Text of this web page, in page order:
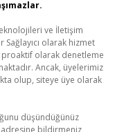
ve İletişim
Sağlayıcı olarak hizmet
olarak denetleme
Ancak, üyelerimiz
olup, siteye üye olarak
düşündüğünüz
adresine bildirmeniz